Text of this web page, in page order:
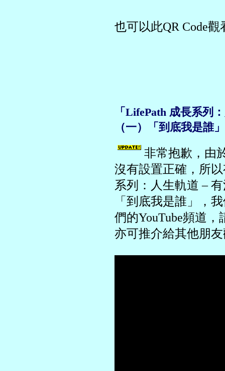
也可以此QR Code
「LifePath 成長系列
（一）「到底我是誰
非常抱歉，由
沒有設置正確，所
系列：人生軌道 –
「到底我是誰」，
們的YouTube頻道
亦可推介給其他朋